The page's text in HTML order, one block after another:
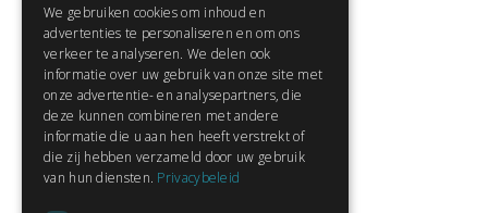
Contact
Huisregels
Snel naar:
Gratis aanmelden
We gebruiken cookies om inhoud en
advertenties te personaliseren en om ons
verkeer te analyseren. We delen ook
informatie over uw gebruik van onze site met
onze advertentie- en analysepartners, die
deze kunnen combineren met andere
informatie die u aan hen heeft verstrekt of
die zij hebben verzameld door uw gebruik
van hun diensten. Privacybeleid